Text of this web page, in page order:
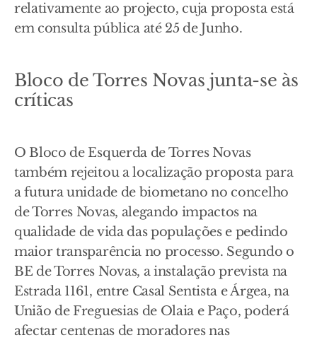
relativamente ao projecto, cuja proposta está
em consulta pública até 25 de Junho.
Bloco de Torres Novas junta-se às
críticas
O Bloco de Esquerda de Torres Novas
também rejeitou a localização proposta para
a futura unidade de biometano no concelho
de Torres Novas, alegando impactos na
qualidade de vida das populações e pedindo
maior transparência no processo. Segundo o
BE de Torres Novas, a instalação prevista na
Estrada 1161, entre Casal Sentista e Árgea, na
União de Freguesias de Olaia e Paço, poderá
afectar centenas de moradores nas